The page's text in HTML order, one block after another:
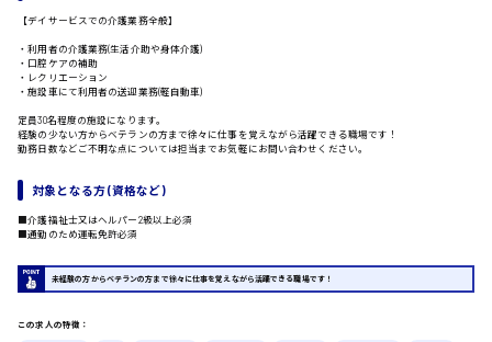
製造・軽作業・物流系
広島市中区
時給1200円～
【デイサービスでの介護業務全般】
・利用者の介護業務(生活介助や身体介護)
・口腔ケアの補助
・レクリエーション
・施設車にて利用者の送迎業務(軽自動車)
定員30名程度の施設になります。
経験の少ない方からベテランの方まで徐々に仕事を覚えながら活躍できる職場です！
勤務日数などご不明な点については担当までお気軽にお問い合わせください。
対象となる方 (資格など)
■介護福祉士又はヘルパー2級以上必須
■通勤のため運転免許必須
未経験の方からベテランの方まで徐々に仕事を覚えながら活躍できる職場です！
この求人の特徴：